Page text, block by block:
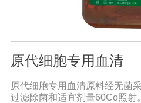
原代细胞专用血清
原代细胞专用血清原料经无菌
过滤除菌和适宜剂量60Co照射